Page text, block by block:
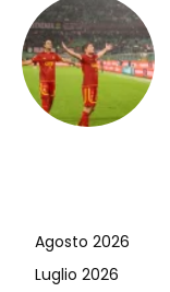
Agosto 2026
Luglio 2026